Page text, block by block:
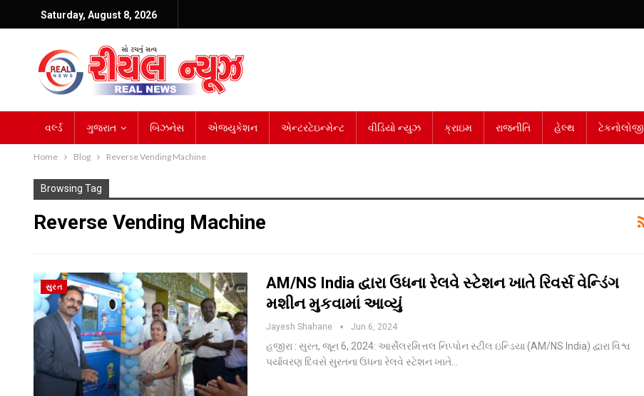
Saturday, August 8, 2026
વર્લ્ડ ગુજરાત બિઝનેસ એજ્યુકેશન એન્ટરટેઇન્મેન્ટ વીડિયો ન્યુઝ ક્રાઇમ રાજનીતિ હેલ્થ ટેકનોલોજી
Home Blog Reverse Vending Machine
Browsing Tag
Reverse Vending Machine
સુરત
AM/NS India દ્વારા ઉધના રેલવે સ્ટેશન ખાતે રિવર્સ વેન્ડિંગ
મશીન મુકવામાં આવ્યું
Jayesh Shahane Jun 6, 2024
હજીરા : સુરત, જૂન 6, 2024: આર્સેલરમિત્તલ નિપ્પોન સ્ટીલ ઇન્ડિયા (AM/NS India) દ્વારા વિશ્વ
પર્યાવરણ દિવસે સુરતના ઉધના રેલવે સ્ટેશન ખાતે…